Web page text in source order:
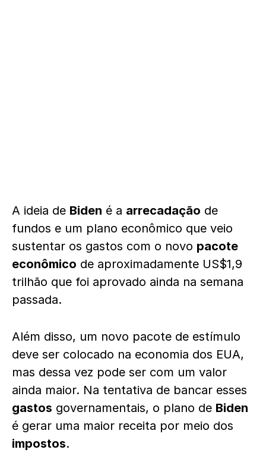
A ideia de Biden é a arrecadação de
fundos e um plano econômico que veio
sustentar os gastos com o novo pacote
econômico de aproximadamente US$1,9
trilhão que foi aprovado ainda na semana
passada.
Além disso, um novo pacote de estímulo
deve ser colocado na economia dos EUA,
mas dessa vez pode ser com um valor
ainda maior. Na tentativa de bancar esses
gastos governamentais, o plano de Biden
é gerar uma maior receita por meio dos
impostos.